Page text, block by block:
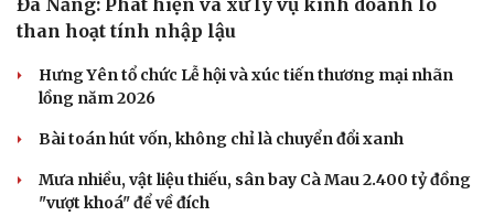
than hoạt tính nhập lậu
Hưng Yên tổ chức Lễ hội và xúc tiến thương mại nhãn
lồng năm 2026
Bài toán hút vốn, không chỉ là chuyển đổi xanh
Mưa nhiều, vật liệu thiếu, sân bay Cà Mau 2.400 tỷ đồng
"vượt khoá" để về đích